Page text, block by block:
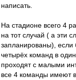
написать.
На стадионе всего 4
на тот случай ( а эти
запланированы), если
четырёх команд в
проходят с малыми
все 4 команды имеют